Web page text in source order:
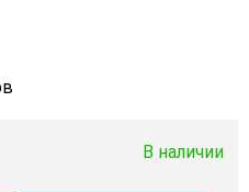
В наличии